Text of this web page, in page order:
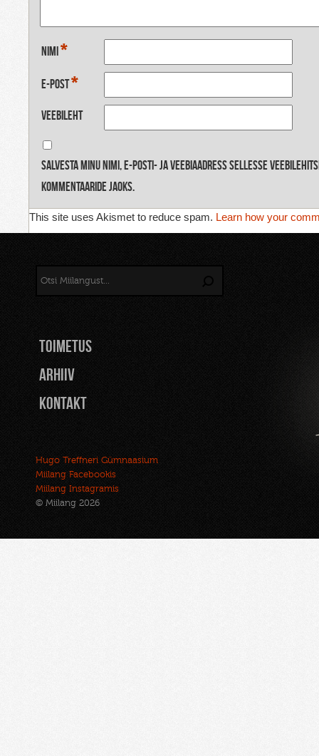
Nimi*
E-post*
Veebileht
Salvesta minu nimi, e-posti- ja veebiaadress sellesse
kommentaaride jaoks.
This site uses Akismet to reduce spam. Learn how your
TOIMETUS
Arhiiv
Kontakt
Hugo Treffneri Gümnaasium
Miilang Facebookis
Miilang Instagramis
© Miilang 2026